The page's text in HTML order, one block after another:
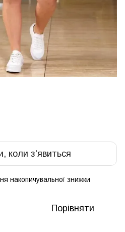
коли з'явиться
накопичувальної знижки
Порівняти